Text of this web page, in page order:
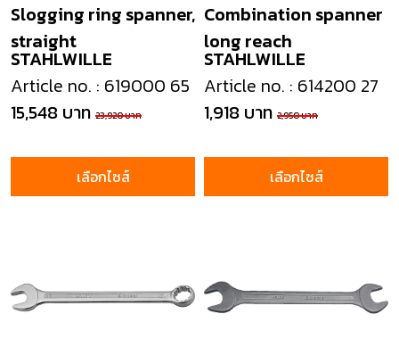
STAHLWILLE
Slogging ring spanner,
straight
Article no. : 619000 65
15,548 บาท 23,920 บาท
เลือกไซส์
STAHLWILLE
Combination spanner
long reach
Article no. : 614200 27
1,918 บาท 2,950 บาท
เลือกไซส์